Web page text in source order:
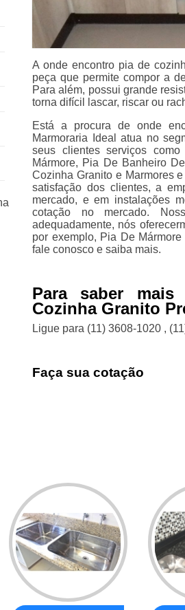
A onde encontro pia de
peça que permite compor a
Para além, possui grande
torna difícil lascar, riscar ou
Está a procura de onde
Marmoraria Ideal atua no
seus clientes serviços
Mármore, Pia De Banheiro
Cozinha Granito e Marmores
satisfação dos clientes, a
mercado, e em instalações
cotação no mercado.
adequadamente, nós
por exemplo, Pia De
fale conosco e saiba mais.
Para saber
Cozinha Granito
Ligue para (11) 3608-1020 ,
Faça sua cotação